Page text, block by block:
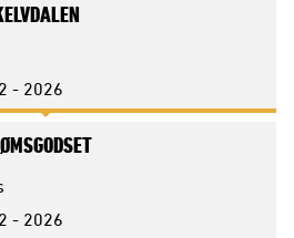
- 2026
- 2026